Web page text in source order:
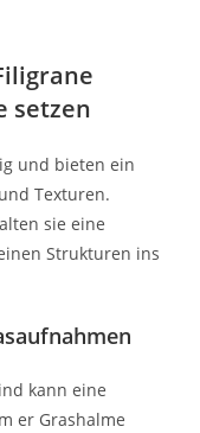
setzen
und bieten ein
Texturen.
sie eine
Strukturen ins
kann eine
er Grashalme